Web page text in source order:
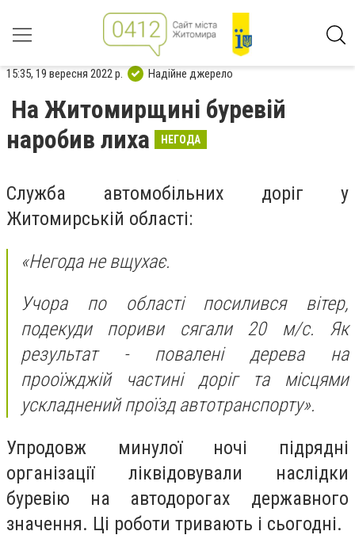
15:35, 19 вересня 2022 р. Надійне джерело
На Житомирщині буревій
наробив лиха
НЕГОДА
Служба автомобільних доріг у
Житомирській області:
«Негода не вщухає.
Учора по області посилився вітер,
подекуди пориви сягали 20 м/с. Як
результат - повалені дерева на
прооїжджій частині доріг та місцями
ускладнений проїзд автотранспорту».
Упродовж минулої ночі підрядні
організації ліквідовували наслідки
буревію на автодорогах державного
значення. Ці роботи тривають і сьогодні.